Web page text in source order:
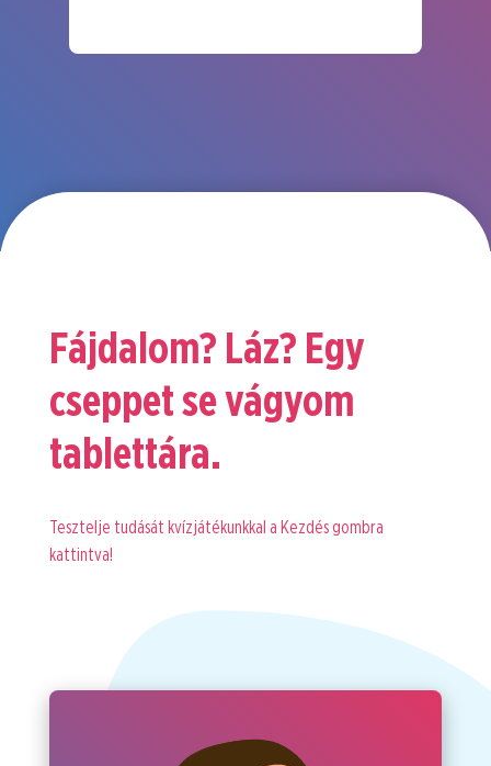
Fájdalom? Láz? Egy
cseppet se vágyom
tablettára.
Tesztelje tudását kvízjátékunkkal a Kezdés gombra
kattintva!